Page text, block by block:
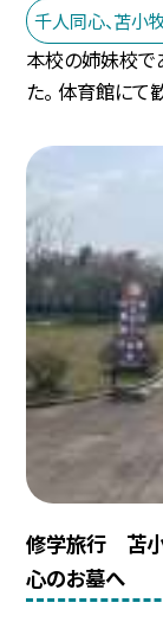
千人同心、苫小
本校の姉妹校で
た。 体育館にて
修学旅行 苫小
心のお墓へ